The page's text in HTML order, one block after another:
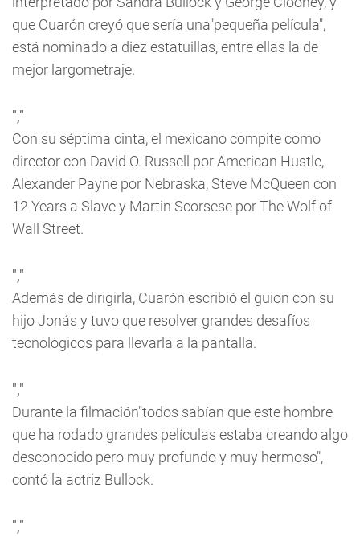
que Cuarón creyó que sería una"pequeña película",
está nominado a diez estatuillas, entre ellas la de
mejor largometraje.
","
Con su séptima cinta, el mexicano compite como
director con David O. Russell porAmerican Hustle,
Alexander Payne por Nebraska, Steve McQueen con
12 Years a Slavey Martin Scorsese porThe Wolf of
Wall Street.
","
Además de dirigirla, Cuarón escribió el guion con su
hijo Jonás y tuvo que resolver grandes desafíos
tecnológicos para llevarla a la pantalla.
","
Durante la filmación"todos sabían que este hombre
que ha rodado grandes películas estaba creando algo
desconocido pero muy profundo y muy hermoso",
contó la actriz Bullock.
","